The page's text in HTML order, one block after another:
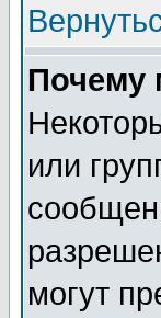
Почему
или
могут